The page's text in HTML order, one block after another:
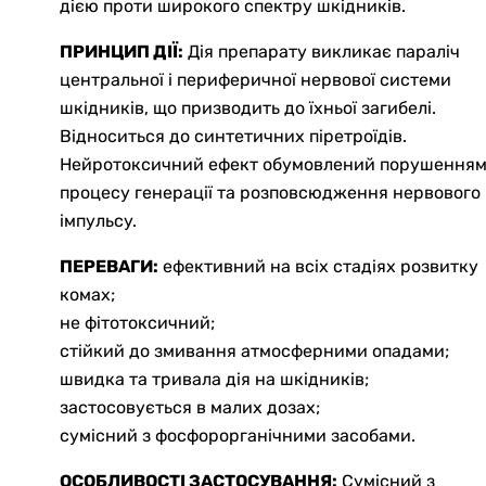
дією проти широкого спектру шкідників.
ПРИНЦИП ДІЇ: Дія препарату викликає параліч
центральної і периферичної нервової системи
шкідників, що призводить до їхньої загибелі.
Відноситься до синтетичних піретроїдів.
Нейротоксичний ефект обумовлений порушенням
процесу генерації та розповсюдження нервового
імпульсу.
ПЕРЕВАГИ: ефективний на всіх стадіях розвитку
комах;
не фітотоксичний;
стійкий до змивання атмосферними опадами;
швидка та тривала дія на шкідників;
застосовується в малих дозах;
сумісний з фосфорорганічними засобами.
ОСОБЛИВОСТІ ЗАСТОСУВАННЯ: Сумісний з